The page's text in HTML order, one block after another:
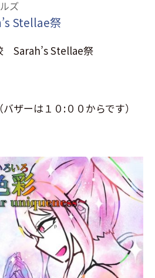
ズ
Stellae祭
Sarah’s Stellae祭
ザーは１０:００からです）